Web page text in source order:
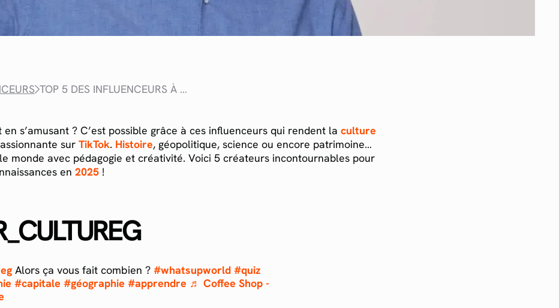
TOP 5 DES INFLUENCEURS À SUIVRE POUR SE CULTIVER EN 2025
s’amusant ? C’est possible grâce à ces influenceurs qui rendent la culture
sur TikTok. Histoire, géopolitique, science ou encore patrimoine…
le monde avec pédagogie et créativité. Voici 5 créateurs incontournables pour
en 2025!
Alors ça vous fait combien ? #whatsupworld #quiz
#capitale #géographie #apprendre ♬ Coffee Shop -